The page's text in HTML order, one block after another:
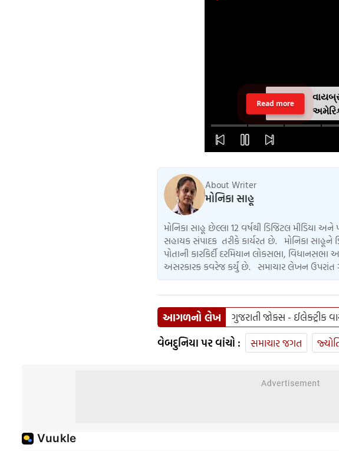
Read more
About Writer
મોનિકા સાહૂ
મોનિકા સાહૂ છેલ્લા 12 વર્ષથી ડિજિટલ મીડિયા
સહાયક સંપાદક તરીકે કાર્યરત છે. મોનિકા
પોતાની કારકિર્દી દરમિયાન લોકસભા,
અસરકારક કવરેજ કર્યું છે. સમાચાર લેખન ઉપરાંત
આગળનો લેખ ગુજરાતી જોક્સ - ઈલેક્ટ્રીક
વેબદુનિયા પર વાંચો : સમાચાર જગત